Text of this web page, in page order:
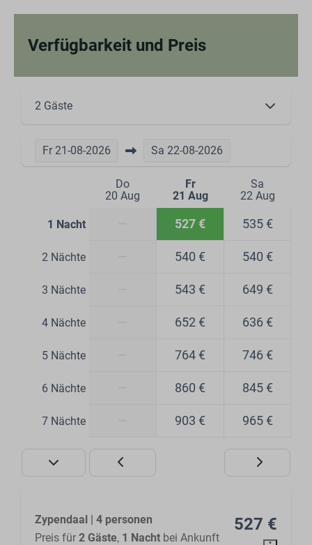
Verfügbarkeit und Preis
2 Gäste
Fr 21-08-2026 Sa 22-08-2026
Do
20 Aug
Fr
21 Aug
Sa
22 Aug
1 Nacht 527 € 535 €
2 Nächte 540 € 540 €
3 Nächte 543 € 649 €
4 Nächte 652 € 636 €
5 Nächte 764 € 746 €
6 Nächte 860 € 845 €
7 Nächte 903 € 965 €
527 €
Zypendaal | 4 personen
Preis für 2 Gäste, 1 Nacht bei Ankunft